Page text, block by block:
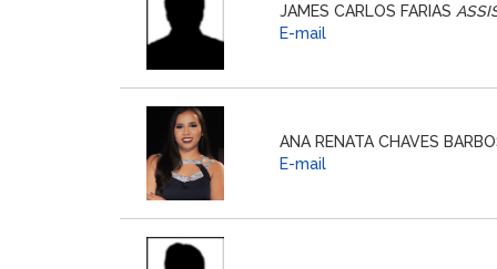
JAMES CARLOS FARIAS
E-mail
ANA RENATA CHAVES
E-mail